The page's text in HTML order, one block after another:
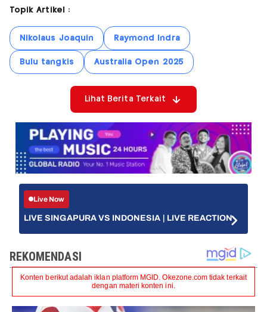
Topik Artikel :
Nikolaus Joaquin Raymond Indra
Bulu tangkis Australia Open 2025
Lihat Berita Terkait
Live Now
LIVE SINGAPURA VS INDONESIA | LIVE REACTION